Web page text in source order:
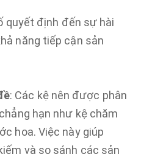
quyết định đến sự hài
năng tiếp cận sản
: Các kệ nên được phân
hạn như kệ chăm
hoa. Việc này giúp
và so sánh các sản